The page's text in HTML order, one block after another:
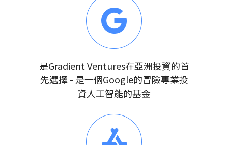
是Gradient Ventures在亞洲投資的首
先選擇 - 是一個Google的冒險專業投
資人工智能的基金